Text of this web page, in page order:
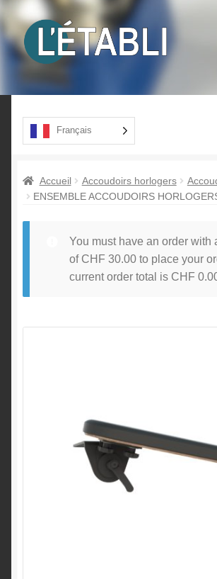
Aller
à
Aller
au
contenu
Produits
A propos
Français
Accueil Accoudoirs horlogers
ENSEMBLE ACCOUDOIRS
You must have an order with
of CHF 30.00to place your
current order total is CHF